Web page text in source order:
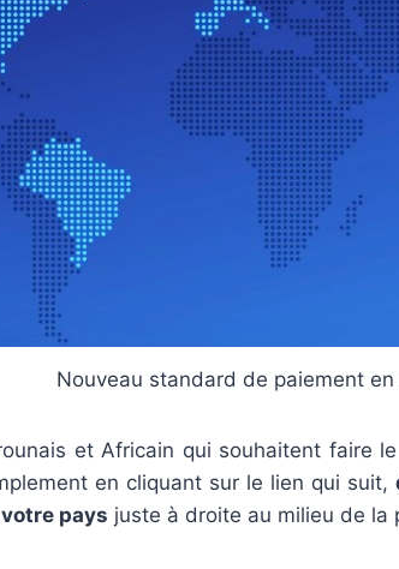
Nouveau standard de paiement en
et Africain qui souhaitent faire
en cliquant sur le lien qui suit,
pays juste à droite au milieu de la